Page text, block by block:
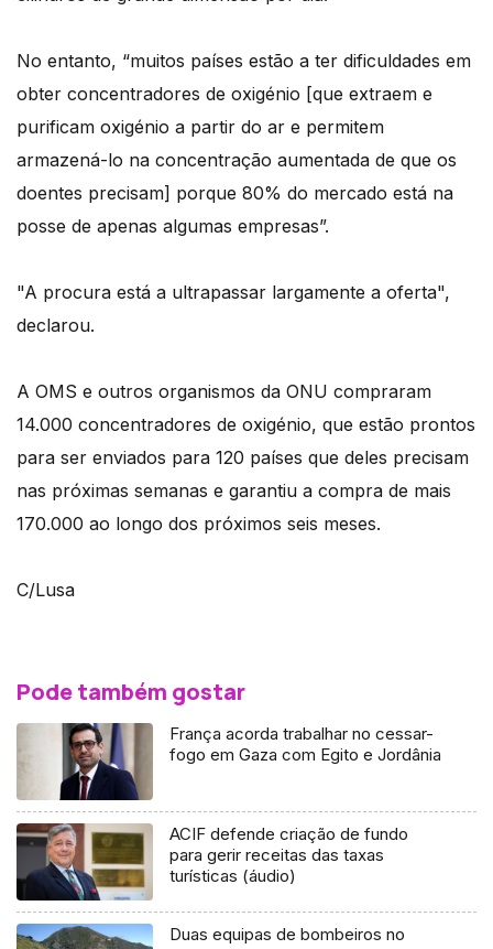
No entanto, “muitos países estão a ter dificuldades em
obter concentradores de oxigénio [que extraem e
purificam oxigénio a partir do ar e permitem
armazená-lo na concentração aumentada de que os
doentes precisam] porque 80% do mercado está na
posse de apenas algumas empresas”.
"A procura está a ultrapassar largamente a oferta",
declarou.
A OMS e outros organismos da ONU compraram
14.000 concentradores de oxigénio, que estão prontos
para ser enviados para 120 países que deles precisam
nas próximas semanas e garantiu a compra de mais
170.000 ao longo dos próximos seis meses.
C/Lusa
Pode também gostar
França acorda trabalhar no cessar-
fogo em Gaza com Egito e Jordânia
ACIF defende criação de fundo
para gerir receitas das taxas
turísticas (áudio)
Duas equipas de bombeiros no